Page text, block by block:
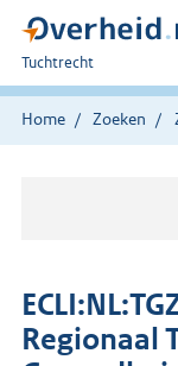
U
bent
hier:
Tuchtrecht
Home Zoeken
Regionaal